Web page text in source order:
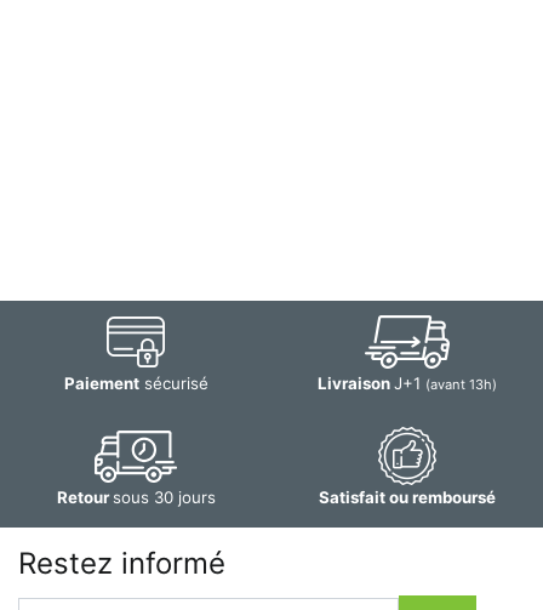
Paiementsécurisé LivraisonJ+1 (avant 13h)
Retoursous 30 jours Satisfait ou remboursé
Restez informé
Email